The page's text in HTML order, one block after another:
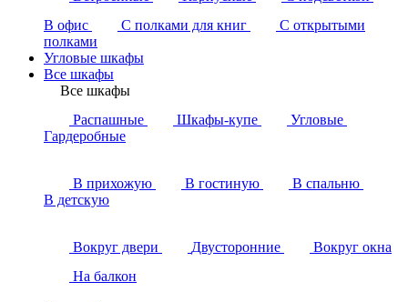
В офис
С полками для книг
С открытыми
полками
Угловые шкафы
Все шкафы
Все шкафы
Распашные
Шкафы-купе
Угловые
Гардеробные
В прихожую В гостиную
В спальню
В детскую
Вокруг двери Двусторонние
Вокруг окна
На балкон